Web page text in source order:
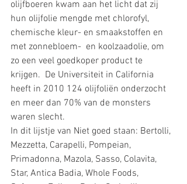
olijfboeren kwam aan het licht dat zij
hun olijfolie mengde met chlorofyl,
chemische kleur- en smaakstoffen en
met zonnebloem-  en koolzaadolie, om
zo een veel goedkoper product te
krijgen.  De Universiteit in California
heeft in 2010 124 olijfoliën onderzocht
en meer dan 70% van de monsters
waren slecht.
In dit lijstje van Niet goed staan: Bertolli,
Mezzetta, Carapelli, Pompeian,
Primadonna, Mazola, Sasso, Colavita,
Star, Antica Badia, Whole Foods,